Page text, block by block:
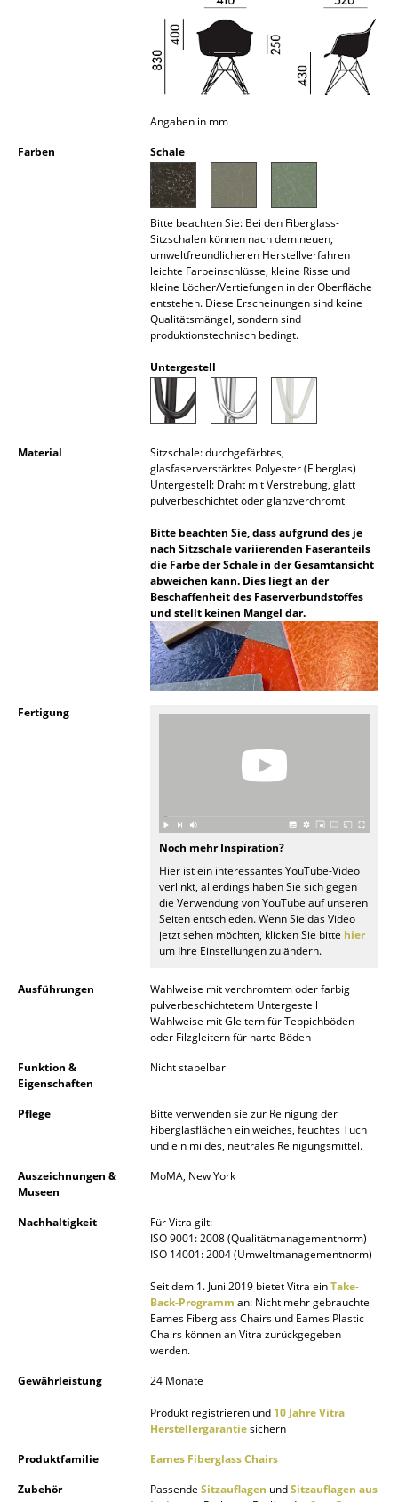
Hängeleuchten & Deckenleuchten
Schreibtischleuchten
Stehleuchten & Leseleuchten
Outdoor-Leuchten
Nachttische & Bettzubehör
Aufbewahrungsboxen
... alle Accessoires
Zuhause
Diele
Stauraum
Balkon & Garten
Angaben in mm
Farben Schale
Bitte beachten Sie: Bei den Fiberglass-
Sitzschalen können nach dem neuen,
umweltfreundlicheren Herstellverfahren
leichte Farbeinschlüsse, kleine Risse und
kleine Löcher/Vertiefungen in der Oberfläche
entstehen. Diese Erscheinungen sind keine
Qualitätsmängel, sondern sind
produktionstechnisch bedingt.
Untergestell
Material
Sitzschale: durchgefärbtes,
glasfaserverstärktes Polyester (Fiberglas)
Untergestell: Draht mit Verstrebung, glatt
pulverbeschichtet oder glanzverchromt
Bitte beachten Sie, dass aufgrund des je
nach Sitzschale variierenden Faseranteils
die Farbe der Schale in der Gesamtansicht
abweichen kann. Dies liegt an der
Beschaffenheit des Faserverbundstoffes
und stellt keinen Mangel dar.
Fertigung
Noch mehr Inspiration?
Hier ist ein interessantes YouTube-Video
verlinkt, allerdings haben Sie sich gegen
die Verwendung von YouTube auf unseren
Seiten entschieden. Wenn Sie das Video
jetzt sehen möchten, klicken Sie bitte hier
um Ihre Einstellungen zu ändern.
Ausführungen
Wahlweise mit verchromtem oder farbig
pulverbeschichtetem Untergestell
Wahlweise mit Gleitern für Teppichböden
oder Filzgleitern für harte Böden
Funktion &
Eigenschaften
Nicht stapelbar
Pflege
Bitte verwenden sie zur Reinigung der
Fiberglasflächen ein weiches, feuchtes Tuch
und ein mildes, neutrales Reinigungsmittel.
Auszeichnungen &
Museen
MoMA, New York
Nachhaltigkeit
Für Vitra gilt:
ISO 9001: 2008 (Qualitätmanagementnorm)
ISO 14001: 2004 (Umweltmanagementnorm)
Seit dem 1. Juni 2019 bietet Vitra einTake-
Back-Programm an: Nicht mehr gebrauchte
Eames Fiberglass Chairs und Eames Plastic
Chairs können an Vitra zurückgegeben
werden.
Gewährleistung
24 Monate
Produkt registrieren und 10 Jahre Vitra
Herstellergarantiesichern
Produktfamilie
Eames Fiberglass Chairs
Zubehör
Passende Sitzauflagen undSitzauflagen aus